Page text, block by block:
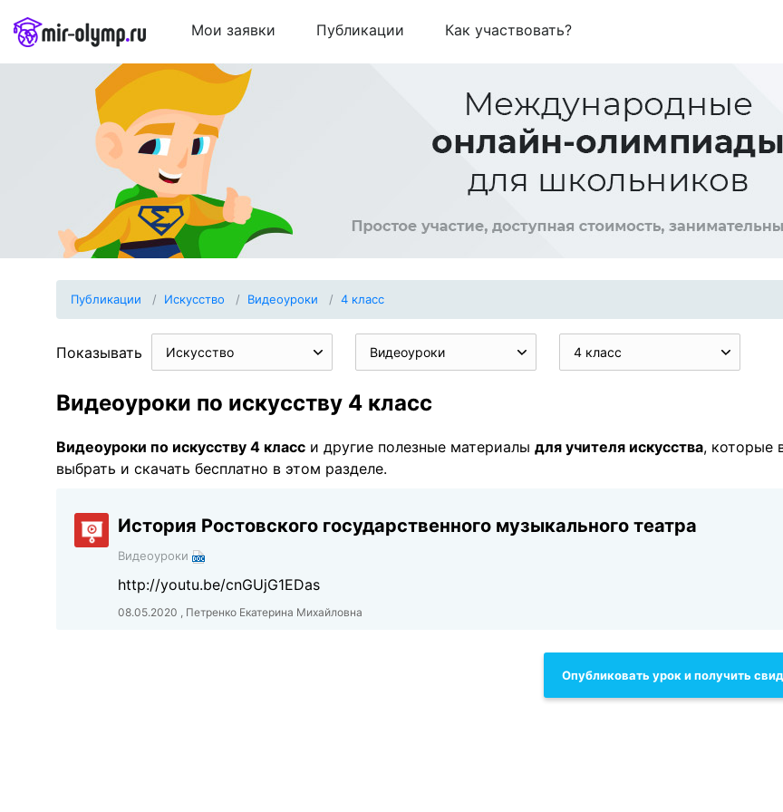
Мои заявки Публикации Как участвовать?
Публикации Искуcство Видеоуроки 4 класс
Показывать Искуcство Видеоуроки 4 класс
Видеоуроки по искуcству 4 класс
Видеоуроки по искуcству 4 класс и другие полезные материалы для учителя искусcтва, которые
выбрать и скачать бесплатно в этом разделе.
История Ростовского государственного музыкального театра
Видеоуроки
http://youtu.be/cnGUjG1EDas
08.05.2020 , Петренко Екатерина Михайловна
Опубликовать урок и получить